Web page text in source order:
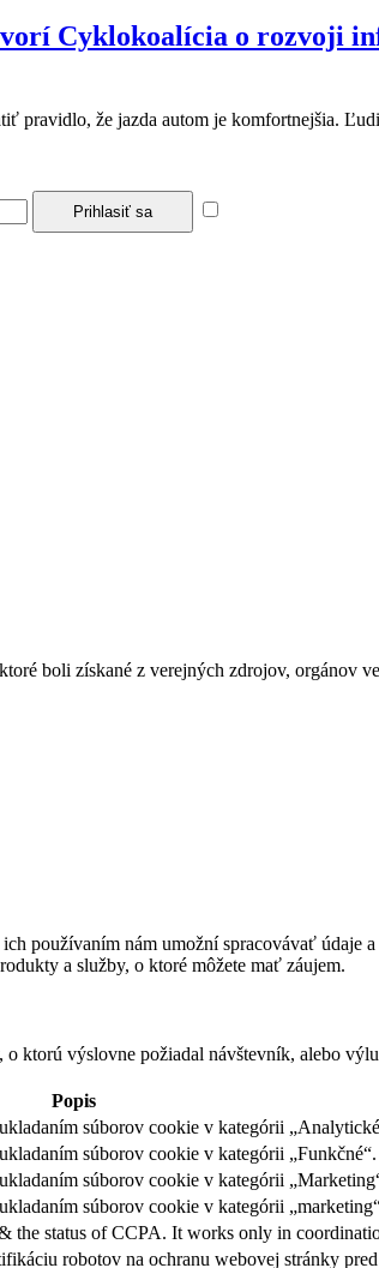
Cyklokoalícia o rozvoji
pravidlo, že jazda autom je komfortnejšia.
boli získané z verejných zdrojov, orgánov
používaním nám umožní spracovávať údaje
a služby, o ktoré môžete mať záujem.
ktorú výslovne požiadal návštevník, alebo
Popis
súborov cookie v kategórii
súborov cookie v kategórii „Funkčné“.
súborov cookie v kategórii
súborov cookie v kategórii
the status of CCPA. It works only in
robotov na ochranu webovej stránky